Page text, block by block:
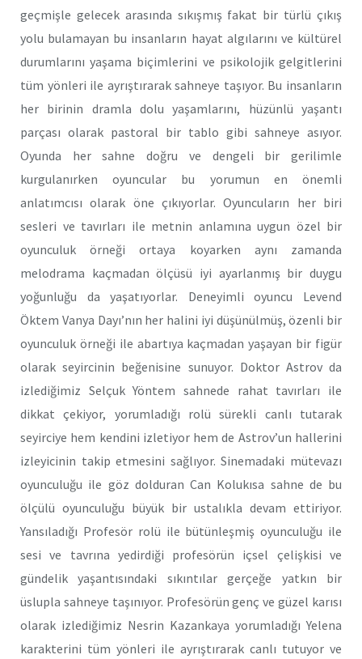
geçmişle gelecek arasında sıkışmış fakat bir türlü çıkış
yolu bulamayan bu insanların hayat algılarını ve kültürel
durumlarını yaşama biçimlerini ve psikolojik gelgitlerini
tüm yönleri ile ayrıştırarak sahneye taşıyor. Bu insanların
her birinin dramla dolu yaşamlarını, hüzünlü yaşantı
parçası olarak pastoral bir tablo gibi sahneye asıyor.
Oyunda her sahne doğru ve dengeli bir gerilimle
kurgulanırken oyuncular bu yorumun en önemli
anlatımcısı olarak öne çıkıyorlar. Oyuncuların her biri
sesleri ve tavırları ile metnin anlamına uygun özel bir
oyunculuk örneği ortaya koyarken aynı zamanda
melodrama kaçmadan ölçüsü iyi ayarlanmış bir duygu
yoğunluğu da yaşatıyorlar. Deneyimli oyuncu Levend
Öktem Vanya Dayı’nın her halini iyi düşünülmüş, özenli bir
oyunculuk örneği ile abartıya kaçmadan yaşayan bir figür
olarak seyircinin beğenisine sunuyor. Doktor Astrov da
izlediğimiz Selçuk Yöntem sahnede rahat tavırları ile
dikkat çekiyor, yorumladığı rolü sürekli canlı tutarak
seyirciye hem kendini izletiyor hem de Astrov’un hallerini
izleyicinin takip etmesini sağlıyor. Sinemadaki mütevazı
oyunculuğu ile göz dolduran Can Kolukısa sahne de bu
ölçülü oyunculuğu büyük bir ustalıkla devam ettiriyor.
Yansıladığı Profesör rolü ile bütünleşmiş oyunculuğu ile
sesi ve tavrına yedirdiği profesörün içsel çelişkisi ve
gündelik yaşantısındaki sıkıntılar gerçeğe yatkın bir
üslupla sahneye taşınıyor. Profesörün genç ve güzel karısı
olarak izlediğimiz Nesrin Kazankaya yorumladığı Yelena
karakterini tüm yönleri ile ayrıştırarak canlı tutuyor ve